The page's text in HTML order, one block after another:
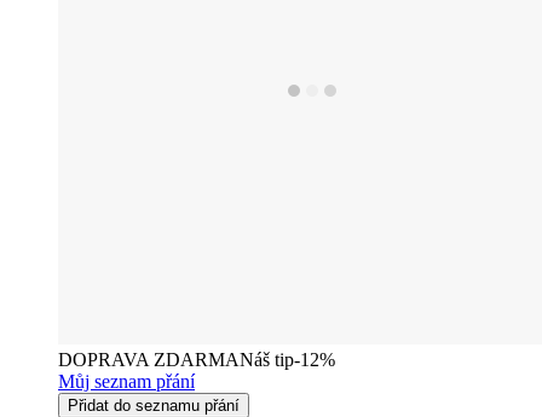
DOPRAVA ZDARMANáš tip-12%
Můj seznam přání
Přidat do seznamu přání